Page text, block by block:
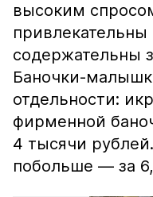
высоким
содержательны
Баночки-
отдельности:
фирменной
4 тысячи
побольше — за